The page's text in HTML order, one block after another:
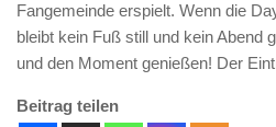
Fangemeinde erspielt. Wenn die
bleibt kein Fuß still und kein Abend
und den Moment genießen! Der
Beitrag teilen